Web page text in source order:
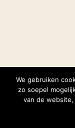
We gebruiken
zo soepel
van de